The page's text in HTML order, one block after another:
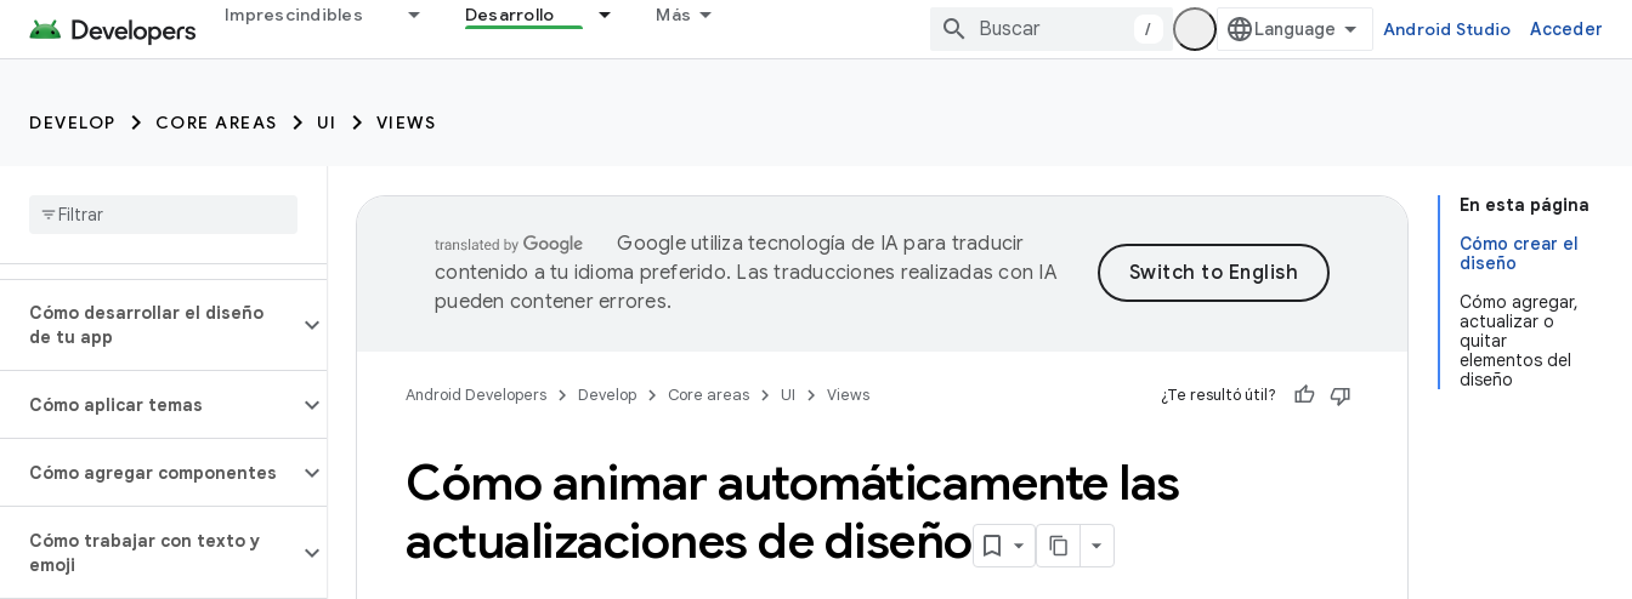
Imprescindibles Desarrollo Más
/ Android Studio Acceder
DEVELOP CORE AREAS UI VIEWS
Cómo desarrollar el diseño
de tu app
Cómo aplicar temas
Cómo agregar componentes
Cómo trabajar con texto y
emoji
En esta página
Cómo crear el
diseño
Cómo agregar,
actualizar o
quitar
elementos del
diseño
Google utiliza tecnología de IA para traducir
contenido a tu idioma preferido. Las traducciones realizadas con IA
pueden contener errores.
Android Developers Develop Core areas UI Views ¿Te resultó útil?
Cómo animar automáticamente las
actualizaciones de diseño